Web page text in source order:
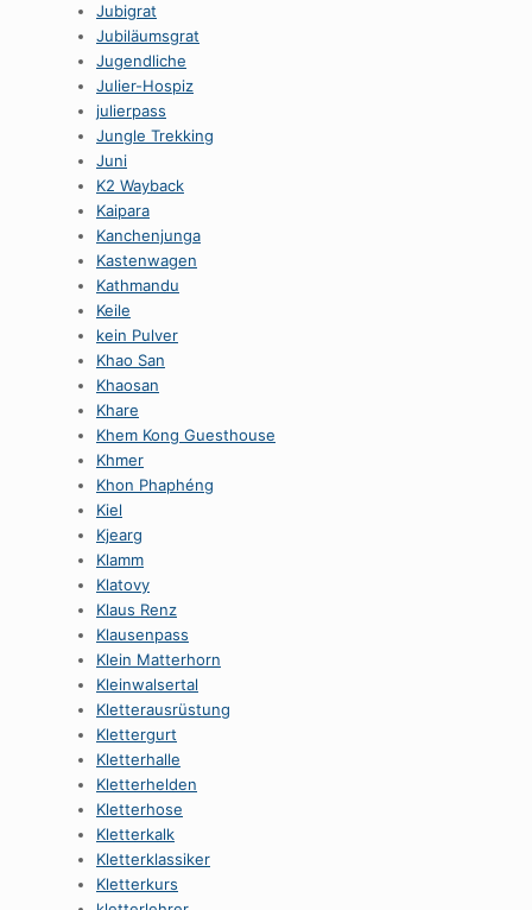
Jubigrat
Jubiläumsgrat
Jugendliche
Julier-Hospiz
julierpass
Jungle Trekking
Juni
K2 Wayback
Kaipara
Kanchenjunga
Kastenwagen
Kathmandu
Keile
kein Pulver
Khao San
Khaosan
Khare
Khem Kong Guesthouse
Khmer
Khon Phaphéng
Kiel
Kjearg
Klamm
Klatovy
Klaus Renz
Klausenpass
Klein Matterhorn
Kleinwalsertal
Kletterausrüstung
Klettergurt
Kletterhalle
Kletterhelden
Kletterhose
Kletterkalk
Kletterklassiker
Kletterkurs